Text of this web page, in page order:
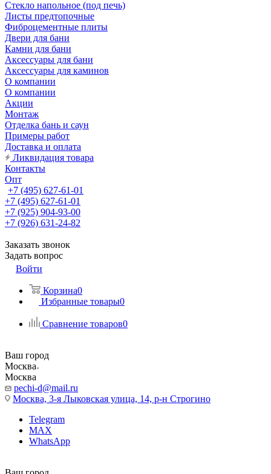
Стекло напольное (под печь)
Листы предтопочные
Фиброцементные плиты
Двери для бани
Камни для бани
Аксессуары для бани
Аксессуары для каминов
О компании
О компании
Акции
Монтаж
Отделка бань и саун
Примеры работ
Доставка и оплата
Ликвидация товара
Контакты
Опт
+7 (495) 627-61-01
+7 (495) 627-61-01
+7 (925) 904-93-00
+7 (926) 631-24-82
Заказать звонок
Задать вопрос
Войти
Корзина0
Избранные товары0
Сравнение товаров0
Ваш город
Москва
Москва
pechi-d@mail.ru
Москва, 3-я Лыковская улица, 14, р-н Строгино
Telegram
MAX
WhatsApp